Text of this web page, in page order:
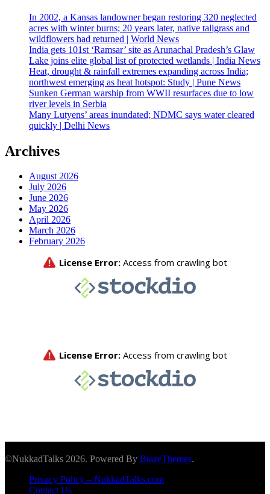
In 2002, a Kansas landowner began restoring 320 neglected
acres with winter burns; 20 years later, native tallgrass and
wildflowers had returned | World News
India gets 101st ‘Ramsar’ site as Arunachal Pradesh’s Glaw
Lake joins elite global list of protected wetlands | India News
Heat, drought & rainfall extremes expanding across India;
northwest emerging as heat hotspot: Study | Pune News
Sunken German warship from WWII resurfaces due to low
river levels in Serbia
Many Lutyens’ areas inundated; NDMC says water cleared
quickly | Delhi News
Archives
August 2026
July 2026
June 2026
May 2026
April 2026
March 2026
February 2026
©NukkadTalks 2026. Powered By BlazeThemes.
Privacy Policy – NukkadTalks.com
Contact Us